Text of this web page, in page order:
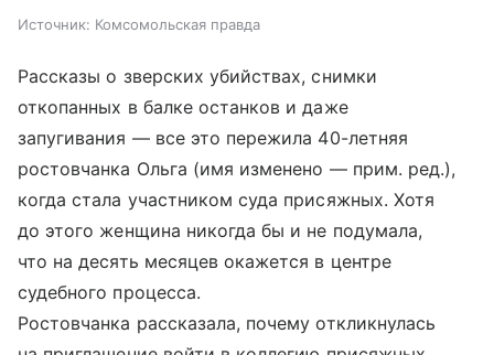
Источник: Комсомольская правда
Рассказы о зверских убийствах, снимки
откопанных в балке останков и даже
запугивания — все это пережила 40-летняя
ростовчанка Ольга (имя изменено — прим. ред.),
когда стала участником суда присяжных. Хотя
до этого женщина никогда бы и не подумала,
что на десять месяцев окажется в центре
судебного процесса.
Ростовчанка рассказала, почему откликнулась